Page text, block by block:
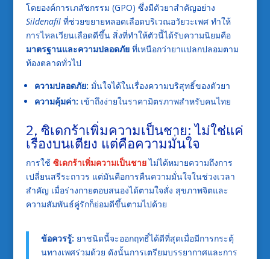
โดยองค์การเภสัชกรรม (GPO) ซึ่งมีตัวยาสำคัญอย่าง
Sildenafilที่ช่วยขยายหลอดเลือดบริเวณอวัยวะเพศ ทำให้
การไหลเวียนเลือดดีขึ้น สิ่งที่ทำให้ตัวนี้ได้รับความนิยมคือ
มาตรฐานและความปลอดภัยที่เหนือกว่ายาแปลกปลอมตาม
ท้องตลาดทั่วไป
ความปลอดภัย: มั่นใจได้ในเรื่องความบริสุทธิ์ของตัวยา
ความคุ้มค่า: เข้าถึงง่ายในราคามิตรภาพสำหรับคนไทย
2. ซิเดกร้าเพิ่มความเป็นชาย: ไม่ใช่แค่
เรื่องบนเตียง แต่คือความมั่นใจ
การใช้ ซิเดกร้าเพิ่มความเป็นชาย ไม่ได้หมายความถึงการ
เปลี่ยนสรีระถาวร แต่มันคือการคืนความมั่นใจในช่วงเวลา
สำคัญ เมื่อร่างกายตอบสนองได้ตามใจสั่ง สุขภาพจิตและ
ความสัมพันธ์คู่รักก็ย่อมดีขึ้นตามไปด้วย
ข้อควรรู้: ยาชนิดนี้จะออกฤทธิ์ได้ดีที่สุดเมื่อมีการกระตุ้
นทางเพศร่วมด้วย ดังนั้นการเตรียมบรรยากาศและการ